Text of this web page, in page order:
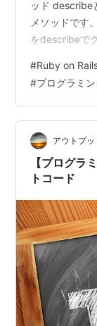
ッド describe
メソッドです
をdescribeで
にdescribeメ
ることもでき
容に関しての
に対してテス
itメソッ…
#Ruby on
#プログラミ
アウトプ
【プログラ
トコード